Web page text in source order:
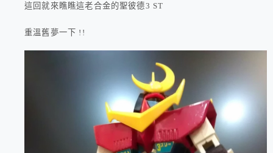
這回就來瞧瞧這老合金的聖彼德3 ST
重溫舊夢一下 !!